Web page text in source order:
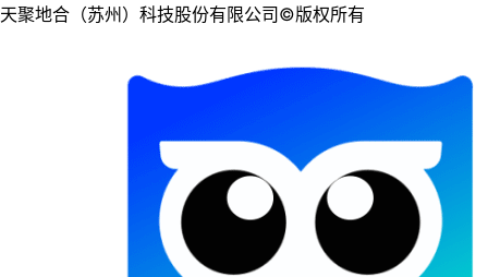
天聚地合（苏州）科技股份有限公司©版权所有